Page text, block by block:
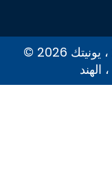
© 2026 كيور انديا. كل الحقوق محفوظة | 206 ، يونيتك